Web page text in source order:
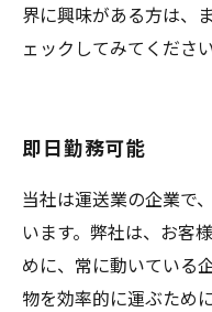
界に興味がある方は、
ェックしてみてください
即日勤務可能
当社は運送業の企業で
います。弊社は、お客
めに、常に動いている
物を効率的に運ぶため